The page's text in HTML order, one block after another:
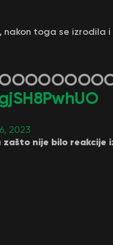
nakon toga se izrodila
2023
zašto nije bilo reakcije